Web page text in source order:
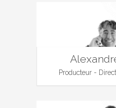
Producteur -